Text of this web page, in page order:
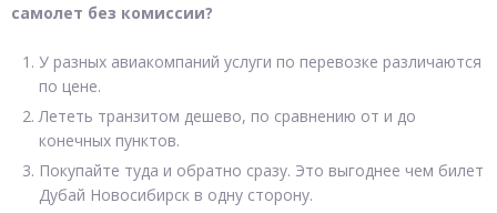
самолет без комиссии?
У разных авиакомпаний услуги по перевозке различаются
по цене.
Лететь транзитом дешево, по сравнению от и до
конечных пунктов.
Покупайте туда и обратно сразу. Это выгоднее чем билет
Дубай Новосибирск в одну сторону.